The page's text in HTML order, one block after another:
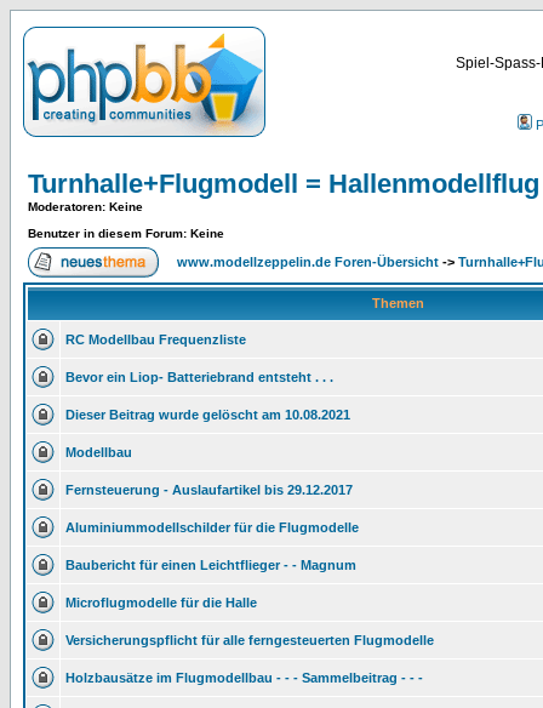
Spiel-
Turnhalle+Flugmodell = Hallenmodellflug
Moderatoren: Keine
Benutzer in diesem Forum: Keine
www.modellzeppelin.de Foren-Übersicht ->
Themen
RC Modellbau Frequenzliste
Bevor ein Liop- Batteriebrand entsteht . . .
Dieser Beitrag wurde gelöscht am 10.08.2021
Modellbau
Fernsteuerung - Auslaufartikel bis 29.12.2017
Aluminiummodellschilder für die Flugmodelle
Baubericht für einen Leichtflieger - - Magnum
Microflugmodelle für die Halle
Versicherungspflicht für alle ferngesteuerten Flugmodelle
Holzbausätze im Flugmodellbau - - - Sammelbeitrag - - -